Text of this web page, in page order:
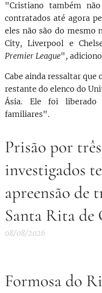
"Cristiano também
contratados até agora
eles não são do mesmo
City, Liverpool e
Premier League",
Cabe ainda ressaltar
restante do elenco do
Ásia. Ele foi liberado
familiares".
Prisão por
investigados
apreensão de
Santa Rita de
08/08/2026
Formosa do